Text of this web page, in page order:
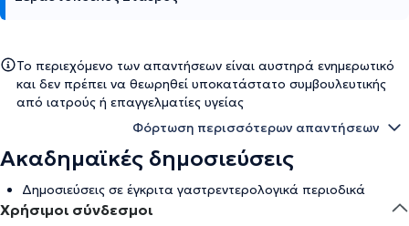
Το περιεχόμενο των απαντήσεων είναι αυστηρά ενημερωτικό
και δεν πρέπει να θεωρηθεί υποκατάστατο συμβουλευτικής
από ιατρούς ή επαγγελματίες υγείας
Φόρτωση περισσότερων απαντήσεων
Ακαδημαϊκές δημοσιεύσεις
Δημοσιεύσεις σε έγκριτα γαστρεντερολογικά περιοδικά
Χρήσιμοι σύνδεσμοι